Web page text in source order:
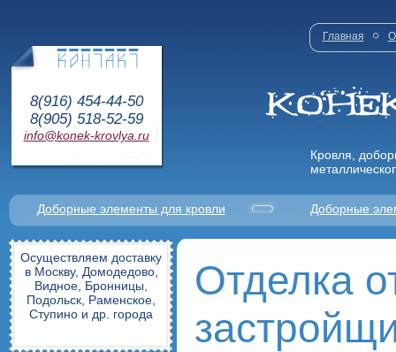
8(916) 454-44-50
8(905) 518-52-59
info@konek-krovlya.ru
Главная О
Кровля,
Доборные элементы для кровли Доборные
Осуществляем доставку
в Москву, Домодедово,
Видное, Бронницы,
Подольск, Раменское,
Ступино и др. города
Отделка